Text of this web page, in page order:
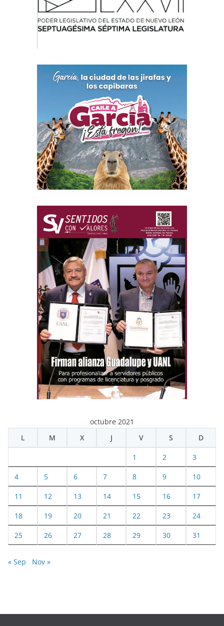
octubre 2021
L
M X J V S D
1 2 3
4 5 6 7 8 9 10
11 12 13 14 15 16 17
18 19 20 21 22 23 24
25 26 27 28 29 30 31
« Sep Nov »